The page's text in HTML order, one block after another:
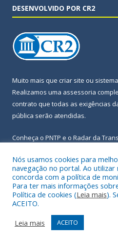
DESENVOLVIDO POR CR2
Muito mais que criar site ou
Realizamos uma assessoria
contrato que todas as exigências
pública serão atendidas.
Conheça o PNTP e o Radar da
Todos os direitos reservados a
Açu.
Frequência Online
Acessar Área Administrativa
Nós usamos cookies para
navegação no portal. Ao
concorda com a política de
Para ter mais informações
Política de cookies (Leia mais).
ACEITO.
Leia mais
ACEITO